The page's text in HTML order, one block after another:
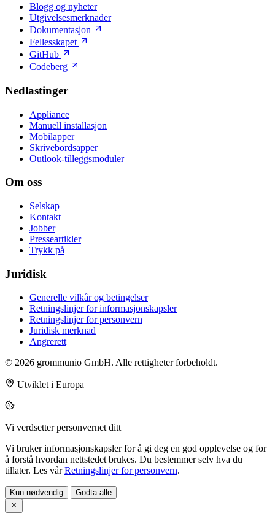
Blogg og nyheter
Utgivelsesmerknader
Dokumentasjon
Fellesskapet
GitHub
Codeberg
Nedlastinger
Appliance
Manuell installasjon
Mobilapper
Skrivebordsapper
Outlook-tilleggsmoduler
Om oss
Selskap
Kontakt
Jobber
Presseartikler
Trykk på
Juridisk
Generelle vilkår og betingelser
Retningslinjer for informasjonskapsler
Retningslinjer for personvern
Juridisk merknad
Angrerett
© 2026 grommunio GmbH. Alle rettigheter forbeholdt.
Utviklet i Europa
Vi verdsetter personvernet ditt
Vi bruker informasjonskapsler for å gi deg en god opplevelse og for
å forstå hvordan nettstedet brukes. Du bestemmer selv hva du
tillater. Les vårRetningslinjer for personvern.
Kun nødvendig Godta alle